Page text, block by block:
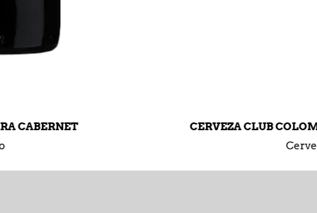
CERVEZA CLUB COLOMBIA NEGRA EN LATA